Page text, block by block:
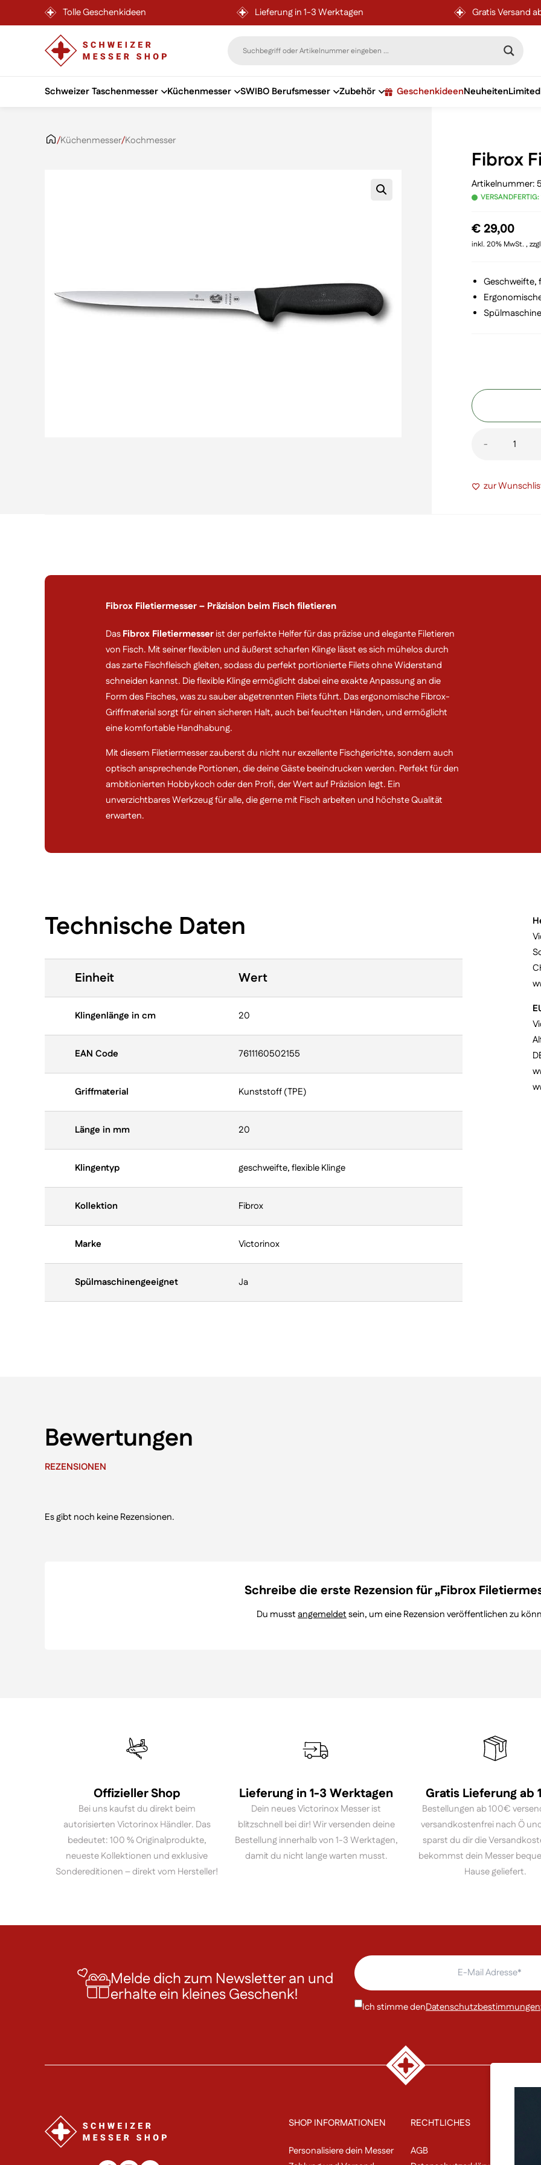
Tolle Geschenkideen Lieferung in 1-3 Werktagen Gratis Versand
Schweizer Taschenmesser Küchenmesser SWIBO Berufsmesser Zubehör GeschenkideenNeuheiten
/Küchenmesser/Kochmesser
Fibrox
Artikelnummer:
€29,00
inkl. 20% MwSt. ,
Geschweifte,
-
Fibrox
zur
Fibrox Filetiermesser – Präzision beim Fisch filetieren
DasFibrox Filetiermesserist der perfekte Helfer für das präzise und elegante Filetieren
von Fisch. Mit seiner flexiblen und äußerst scharfen Klinge lässt es sich mühelos durch
das zarte Fischfleisch gleiten, sodass du perfekt portionierte Filets ohne Widerstand
schneiden kannst. Die flexible Klinge ermöglicht dabei eine exakte Anpassung an die
Form des Fisches, was zu sauber abgetrennten Filets führt. Das ergonomische Fibrox-
Griffmaterial sorgt für einen sicheren Halt, auch bei feuchten Händen, und ermöglicht
eine komfortable Handhabung.
Mit diesem Filetiermesser zauberst du nicht nur exzellente Fischgerichte, sondern auch
optisch ansprechende Portionen, die deine Gäste beeindrucken werden. Perfekt für den
ambitionierten Hobbykoch oder den Profi, der Wert auf Präzision legt. Ein
unverzichtbares Werkzeug für alle, die gerne mit Fisch arbeiten und höchste Qualität
erwarten.
Technische Daten
Einheit Wert
Klingenlänge in cm 20
EAN Code 7611160502155
Griffmaterial Kunststoff (TPE)
Länge in mm 20
Klingentyp geschweifte, flexible Klinge
Kollektion Fibrox
Marke Victorinox
Spülmaschinengeeignet Ja
Bewertungen
REZENSIONEN
Es gibt noch keine Rezensionen.
Schreibe die erste Rezension für „Fibrox
Du musstangemeldetsein, um eine Rezension veröffentlichen zu
Offizieller Shop
Bei uns kaufst du direkt beim
autorisierten Victorinox Händler. Das
bedeutet: 100 % Originalprodukte,
neueste Kollektionen und exklusive
Sondereditionen – direkt vom Hersteller!
Lieferung in 1-3 Werktagen
Dein neues Victorinox Messer ist
blitzschnell bei dir! Wir versenden deine
Bestellung innerhalb von 1-3 Werktagen,
damit du nicht lange warten musst.
Gratis Lieferung ab
Bestellungen ab 100€
versandkostenfrei nach Ö
sparst du dir die
bekommst dein Messer
Hause geliefert.
Melde dich zum Newsletter an und
erhalte ein kleines Geschenk!
Ich stimme denDatenschutzbestimmungen
SHOP INFORMATIONEN
Personalisiere dein Messer
RECHTLICHES
AGB